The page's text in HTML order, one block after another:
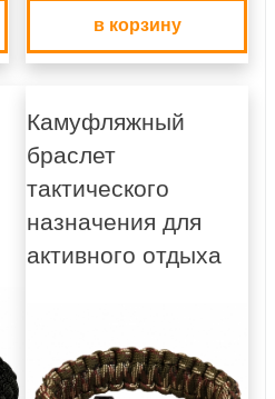
в корзину
Камуфляжный
браслет
тактического
назначения для
активного отдыха